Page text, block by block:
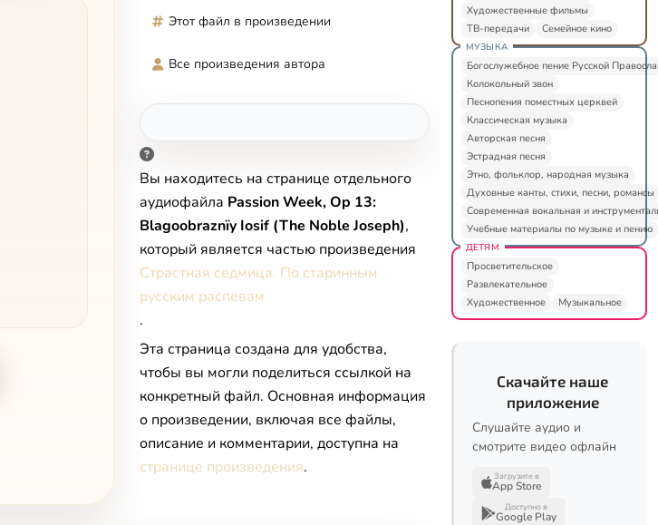
Этот файл в произведении
Все произведения автора
Вы находитесь на странице отдельного
аудиофайла Passion Week, Op 13:
Blagoobraznïy Iosif (The Noble Joseph),
который является частью произведения
Страстная седмица. По старинным
русским распевам
.
Эта страница создана для удобства,
чтобы вы могли поделиться ссылкой на
конкретный файл. Основная информация
о произведении, включая все файлы,
описание и комментарии, доступна на
странице произведения.
Художественные фильмы
ТВ-передачи
Семейное кино
МУЗЫКА
Богослужебное пение Русской
Колокольный звон
Песнопения поместных церквей
Классическая музыка
Авторская песня
Эстрадная песня
Этно, фольклор, народная музыка
Духовные канты, стихи, песни, романсы
Современная вокальная и
Учебные материалы по музыке и пению
ДЕТЯМ
Просветительское
Развлекательное
Художественное
Музыкальное
Скачайте наше
приложение
Слушайте аудио и
смотрите видео офлайн
Загрузите в
App Store
Доступно в
Google Play